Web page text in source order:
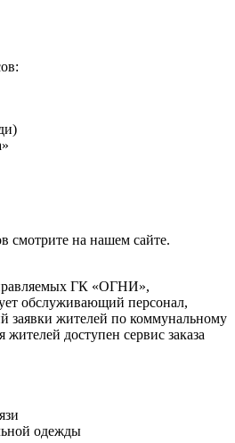
смотрите на нашем сайте.
ГК «ОГНИ»,
обслуживающий персонал,
заявки жителей по коммунальному
доступен сервис заказа
одежды